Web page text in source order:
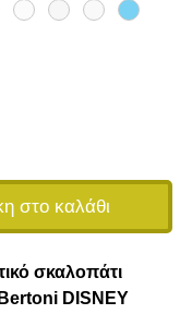
στο καλάθι
σκαλοπάτι
DISNEY